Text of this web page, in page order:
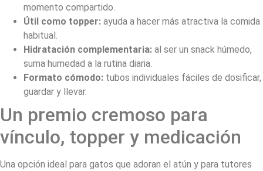
momento compartido.
Útil como topper: ayuda a hacer más atractiva la comida
habitual.
Hidratación complementaria: al ser un snack húmedo,
suma humedad a la rutina diaria.
Formato cómodo: tubos individuales fáciles de dosificar,
guardar y llevar.
Un premio cremoso para
vínculo, topper y medicación
Una opción ideal para gatos que adoran el atún y para tutores